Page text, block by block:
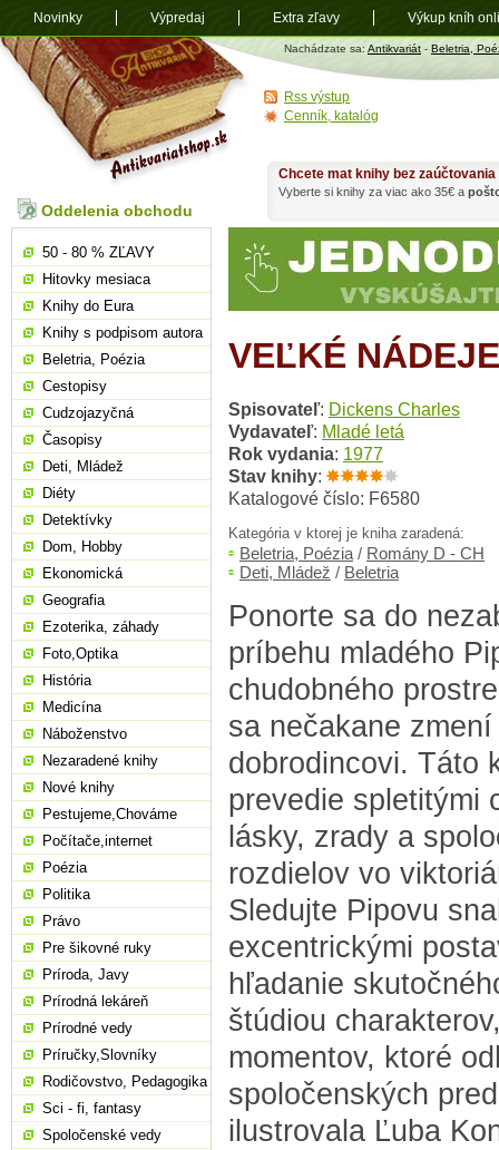
Antikvariát
shop.sk
Nachádzate sa: Antikvariát - Beletria,
VEĽKÉ NÁDEJE
Spisovateľ: Dickens Charles
Vydavateľ: Mladé letá
Rok vydania: 1977
Stav knihy:
Katalogové číslo: F6580
Kategória v ktorej je kniha zaradená:
Beletria, Poézia / Romány D - CH
Deti, Mládež / Beletria
Ponorte sa do
príbehu mladého
chudobného
sa nečakane
dobrodincovi. Táto
prevedie spletitými
lásky, zrady a
rozdielov vo
Sledujte Pipovu
excentrickými
hľadanie
štúdiou
momentov, ktoré
spoločenských
ilustrovala Ľuba
Chcete mat knihy bez
Vyberte si knihy za viac ako 35€ a
Oddelenia obchodu
50 - 80 % ZĽAVY
Hitovky mesiaca
Knihy do Eura
Knihy s podpisom autora
Beletria, Poézia
Cestopisy
Cudzojazyčná
Časopisy
Deti, Mládež
Diéty
Detektívky
Dom, Hobby
Ekonomická
Geografia
Ezoterika, záhady
Foto,Optika
História
Medicína
Náboženstvo
Nezaradené knihy
Nové knihy
Pestujeme,Chováme
Počítače,internet
Poézia
Politika
Právo
Pre šikovné ruky
Príroda, Javy
Prírodná lekáreň
Prírodné vedy
Príručky,Slovníky
Rodičovstvo, Pedagogika
Sci - fi, fantasy
Spoločenské vedy
Rss výstup
Cenník, katalóg
Novinky Výpredaj Extra zľavy Výkup kníh